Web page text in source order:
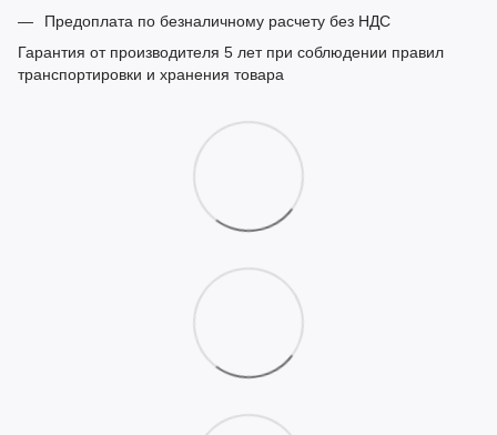
Предоплата по безналичному расчету без НДС
Гарантия от производителя 5 лет при соблюдении правил
транспортировки и хранения товара